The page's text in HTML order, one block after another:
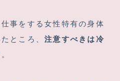
事をする女性特有の身体
ところ、 注意すべきは冷